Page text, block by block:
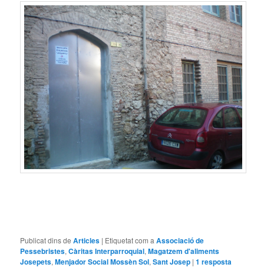
Publicat dins de Articles | Etiquetat com a Associació de
Pessebristes,Càritas Interparroquial,Magatzem d'aliments
Josepets,Menjador Social Mossèn Sol,Sant Josep |1 resposta